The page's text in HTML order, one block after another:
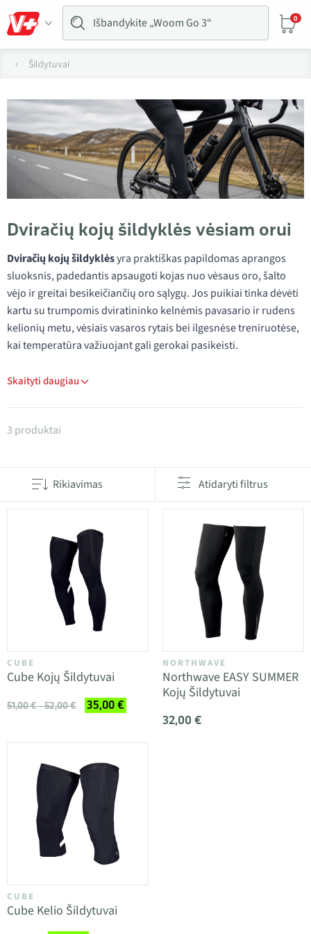
0
Šildytuvai
Dviračių kojų šildyklės vėsiam orui
Dviračių kojų šildyklėsyra praktiškas papildomas aprangos
sluoksnis, padedantis apsaugoti kojas nuo vėsaus oro, šalto
vėjo ir greitai besikeičiančių oro sąlygų. Jos puikiai tinka dėvėti
kartu su trumpomis dviratininko kelnėmis pavasario ir rudens
kelionių metu, vėsiais vasaros rytais bei ilgesnėse treniruotėse,
kai temperatūra važiuojant gali gerokai pasikeisti.
Skaityti daugiau
Produktai kategorijoje Kojų ir kelių šildytuvai
3 produktai
Rikiavimas Atidaryti filtrus
CUBE
Cube Kojų Šildytuvai
51,00 € - 52,00 € 35,00 €
NORTHWAVE
Northwave EASY SUMMER
Kojų Šildytuvai
32,00 €
CUBE
Cube Kelio Šildytuvai